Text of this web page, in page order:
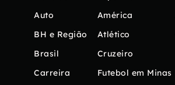
Auto
BH e Região
Brasil
Carreira
América
Atlético
Cruzeiro
Futebol em Minas